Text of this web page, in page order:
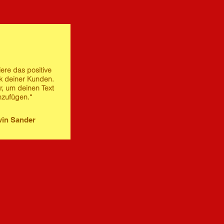
das positive
deiner Kunden.
um deinen Text
Sander